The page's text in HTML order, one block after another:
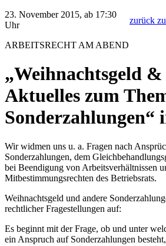
zurück
23. November 2015, ab 17:30
Uhr
ARBEITSRECHT AM ABEND
„Weihnachtsgeld &
Aktuelles zum
Sonderzahlungen“
Wir widmen uns u. a. Fragen nach
Sonderzahlungen, dem
bei Beendigung von Arbeitsverhältnissen
Mitbestimmungsrechten des Betriebsrats.
Weihnachtsgeld und andere
rechtlicher Fragestellungen auf:
Es beginnt mit der Frage, ob und unter
ein Anspruch auf Sonderzahlungen